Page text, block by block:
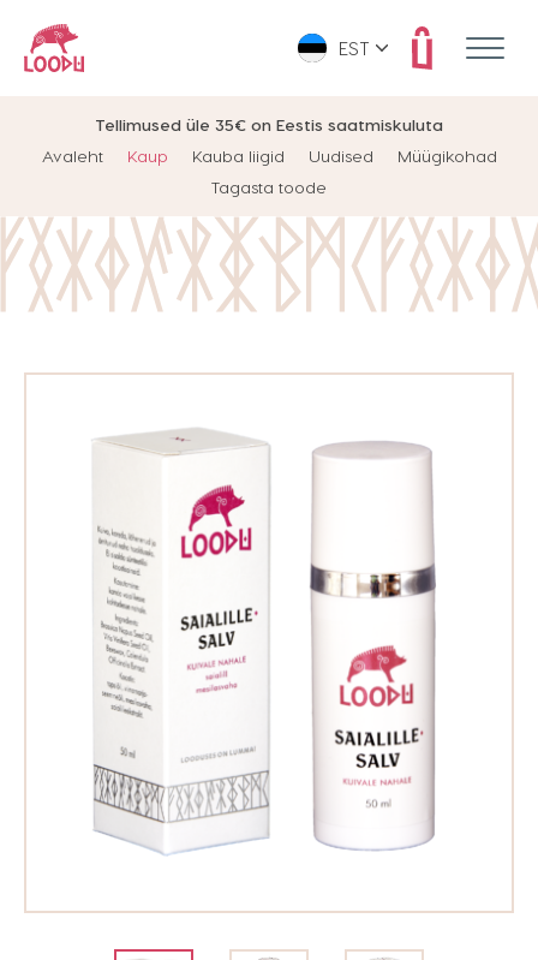
Tellimused üle 35€ on Eestis saatmiskuluta
Avaleht
Kaup Kauba liigid Uudised
Müügikohad
Tagasta toode
EST